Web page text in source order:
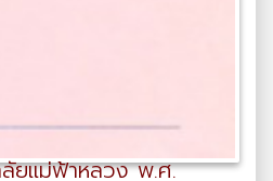
ยแม่ฟ้าหลวง พ.ศ.